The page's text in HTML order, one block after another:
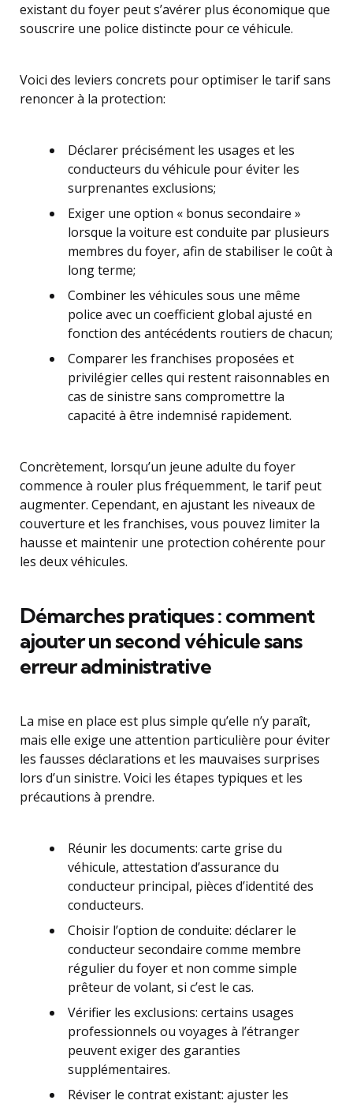
existant du foyer peut s’avérer plus économique que
souscrire une police distincte pour ce véhicule.
Voici des leviers concrets pour optimiser le tarif sans
renoncer à la protection:
Déclarer précisément les usages et les
conducteurs du véhicule pour éviter les
surprenantes exclusions;
Exiger une option « bonus secondaire »
lorsque la voiture est conduite par plusieurs
membres du foyer, afin de stabiliser le coût à
long terme;
Combiner les véhicules sous une même
police avec un coefficient global ajusté en
fonction des antécédents routiers de chacun;
Comparer les franchises proposées et
privilégier celles qui restent raisonnables en
cas de sinistre sans compromettre la
capacité à être indemnisé rapidement.
Concrètement, lorsqu’un jeune adulte du foyer
commence à rouler plus fréquemment, le tarif peut
augmenter. Cependant, en ajustant les niveaux de
couverture et les franchises, vous pouvez limiter la
hausse et maintenir une protection cohérente pour
les deux véhicules.
Démarches pratiques : comment
ajouter un second véhicule sans
erreur administrative
La mise en place est plus simple qu’elle n’y paraît,
mais elle exige une attention particulière pour éviter
les fausses déclarations et les mauvaises surprises
lors d’un sinistre. Voici les étapes typiques et les
précautions à prendre.
Réunir les documents: carte grise du
véhicule, attestation d’assurance du
conducteur principal, pièces d’identité des
conducteurs.
Choisir l’option de conduite: déclarer le
conducteur secondaire comme membre
régulier du foyer et non comme simple
prêteur de volant, si c’est le cas.
Vérifier les exclusions: certains usages
professionnels ou voyages à l’étranger
peuvent exiger des garanties
supplémentaires.
Réviser le contrat existant: ajuster les